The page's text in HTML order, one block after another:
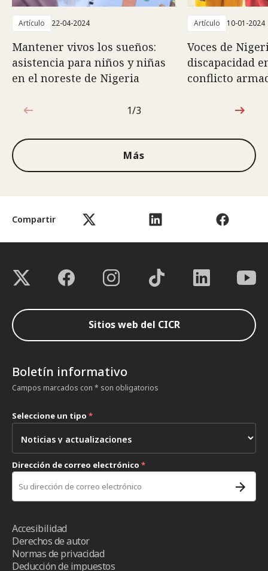
Compartir
Artículo 22-04-2024
Mantener vivos los sueños:
asistencia para niños y niñas
en el noreste de Nigeria
Artículo 10-01-2024
Voces de
discapacidad
conflicto
1de3
1/3
Más
Sitios web del CICR
Boletín informativo
Campos marcados con * son obligatorios
Seleccione un tipo *
Dirección de correo electrónico *
Accesibilidad
Derechos de autor
Normas de privacidad
Deducción de impuestos